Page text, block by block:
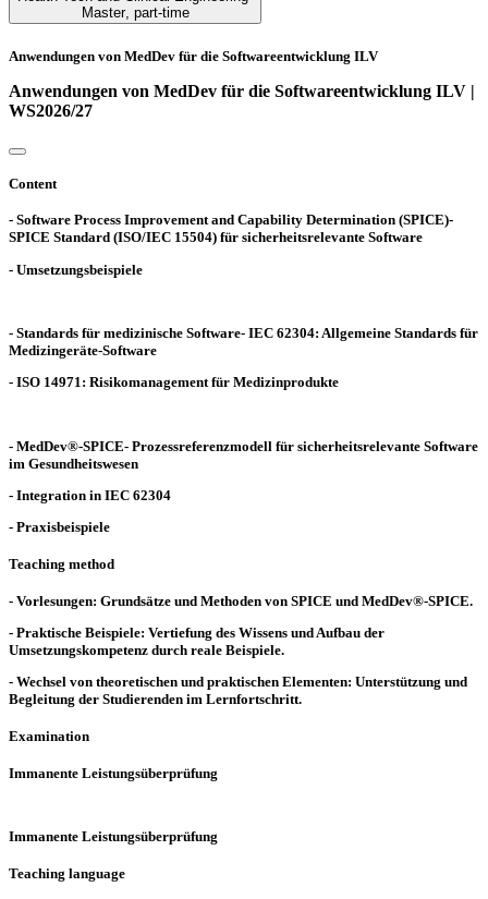
Master, part-time
Anwendungen von MedDev für die Softwareentwicklung ILV
Anwendungen von MedDev für die Softwareentwicklung ILV |
WS2026/27
Content
- Software Process Improvement and Capability Determination (SPICE)-
SPICE Standard (ISO/IEC 15504) für sicherheitsrelevante Software
- Umsetzungsbeispiele
- Standards für medizinische Software- IEC 62304: Allgemeine Standards für
Medizingeräte-Software
- ISO 14971: Risikomanagement für Medizinprodukte
- MedDev®-SPICE- Prozessreferenzmodell für sicherheitsrelevante Software
im Gesundheitswesen
- Integration in IEC 62304
- Praxisbeispiele
Teaching method
- Vorlesungen: Grundsätze und Methoden von SPICE und MedDev®-SPICE.
- Praktische Beispiele: Vertiefung des Wissens und Aufbau der
Umsetzungskompetenz durch reale Beispiele.
- Wechsel von theoretischen und praktischen Elementen: Unterstützung und
Begleitung der Studierenden im Lernfortschritt.
Examination
Immanente Leistungsüberprüfung
Immanente Leistungsüberprüfung
Teaching language